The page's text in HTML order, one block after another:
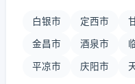
白银市 定西市
金昌市 酒泉市
平凉市 庆阳市